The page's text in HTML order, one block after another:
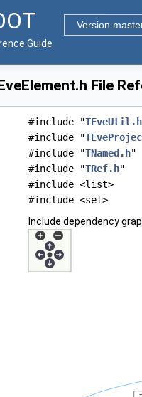
Version
Guide
File
#include "TEveUtil.h
#include "
#include "TNamed.h"
#include "TRef.h"
#include <list>
#include <set>
Include dependency